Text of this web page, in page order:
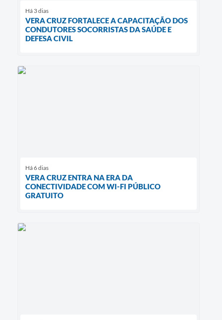
Há 3 dias
VERA CRUZ FORTALECE A CAPACITAÇÃO DOS
CONDUTORES SOCORRISTAS DA SAÚDE E
DEFESA CIVIL
Há 6 dias
VERA CRUZ ENTRA NA ERA DA
CONECTIVIDADE COM WI-FI PÚBLICO
GRATUITO